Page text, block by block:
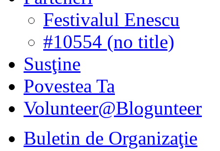
Festivalul Enescu
#10554 (no title)
Susţine
Povestea Ta
Volunteer@Blogunteer
Buletin de Organizaţie